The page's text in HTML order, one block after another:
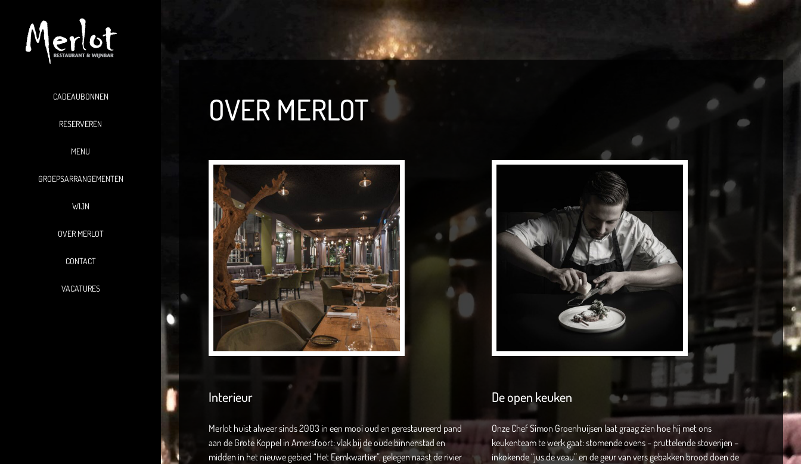
CADEAUBONNEN
RESERVEREN
MENU
GROEPSARRANGEMENTEN
WIJN
OVER MERLOT
CONTACT
VACATURES
OVER MERLOT
Interieur
Merlot huist alweer sinds 2003 in een mooi oud en gerestaureerd pand
aan de Grote Koppel in Amersfoort: vlak bij de oude binnenstad en
midden in het nieuwe gebied “Het Eemkwartier”, gelegen naast de rivier
De open keuken
Onze Chef Simon Groenhuijsen laat graag zien hoe hij met ons
keukenteam te werk gaat: stomende ovens – pruttelende stoverijen –
inkokende “jus de veau” en de geur van vers gebakken brood doen de